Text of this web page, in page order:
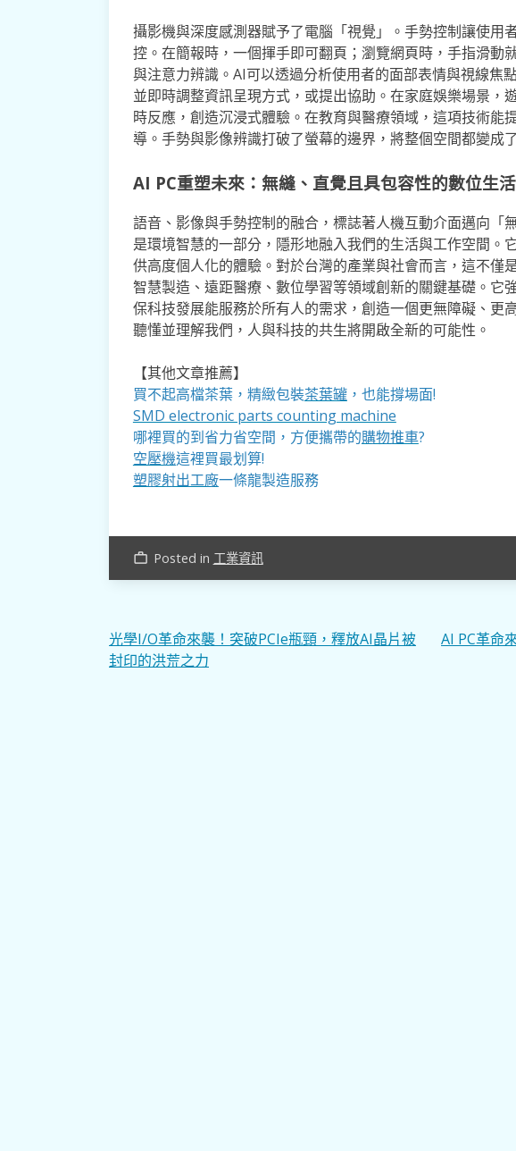
攝影機與深度感測器賦予了電腦「視覺」。手勢控制讓使用
控。在簡報時，一個揮手即可翻頁；瀏覽網頁時，手指滑動
與注意力辨識。AI可以透過分析使用者的面部表情與視線焦
並即時調整資訊呈現方式，或提出協助。在家庭娛樂場景，
時反應，創造沉浸式體驗。在教育與醫療領域，這項技術能
導。手勢與影像辨識打破了螢幕的邊界，將整個空間都變成
AI PC重塑未來：無縫、直覺且具包容性的數位生活
語音、影像與手勢控制的融合，標誌著人機互動介面邁向「
是環境智慧的一部分，隱形地融入我們的生活與工作空間。
供高度個人化的體驗。對於台灣的產業與社會而言，這不僅
智慧製造、遠距醫療、數位學習等領域創新的關鍵基礎。它
保科技發展能服務於所有人的需求，創造一個更無障礙、更
聽懂並理解我們，人與科技的共生將開啟全新的可能性。
【其他文章推薦】
買不起高檔茶葉，精緻包裝茶葉罐，也能撐場面!
SMD electronic parts counting machine
哪裡買的到省力省空間，方便攜帶的購物推車?
空壓機這裡買最划算!
塑膠射出工廠一條龍製造服務
work_outline Posted in 工業資訊
文
章
光學I/O革命來襲！突破PCIe瓶頸，釋放AI晶片被
封印的洪荒之力
AI PC革命